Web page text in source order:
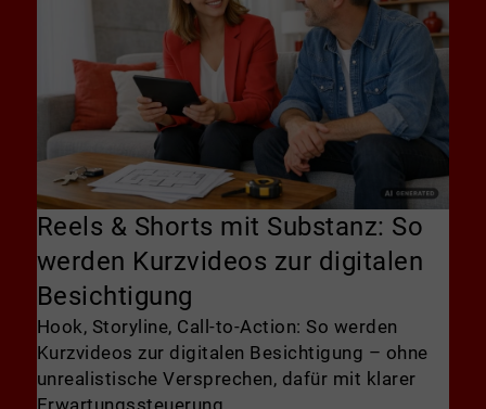
Reels & Shorts mit Substanz: So
werden Kurzvideos zur digitalen
Besichtigung
Hook, Storyline, Call-to-Action: So werden
Kurzvideos zur digitalen Besichtigung – ohne
unrealistische Versprechen, dafür mit klarer
Erwartungssteuerung.